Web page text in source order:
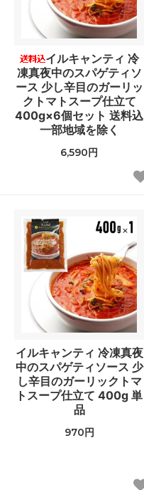
イルキャンティ 冷
凍真夜中のスパゲティソ
ース 少し辛目のガーリッ
クトマトスープ仕立て
400g×6個セット 送料込
一部地域を除く
6,590円
イルキャンティ 冷凍真夜
中のスパゲティソース 少
し辛目のガーリックトマ
トスープ仕立て 400g 単
品
970円